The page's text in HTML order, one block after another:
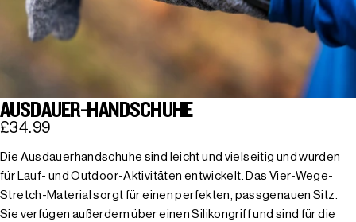
AUSDAUER-HANDSCHUHE
£34.99
Die Ausdauerhandschuhe sind leicht und vielseitig und wurden
für Lauf- und Outdoor-Aktivitäten entwickelt. Das Vier-Wege-
Stretch-Material sorgt für einen perfekten, passgenauen Sitz.
Sie verfügen außerdem über einen Silikongriff und sind für die